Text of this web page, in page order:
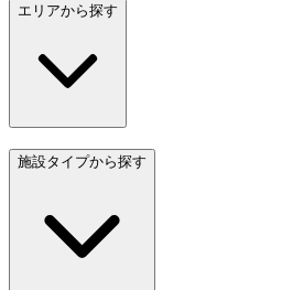
エリアから探す
施設タイプから探す